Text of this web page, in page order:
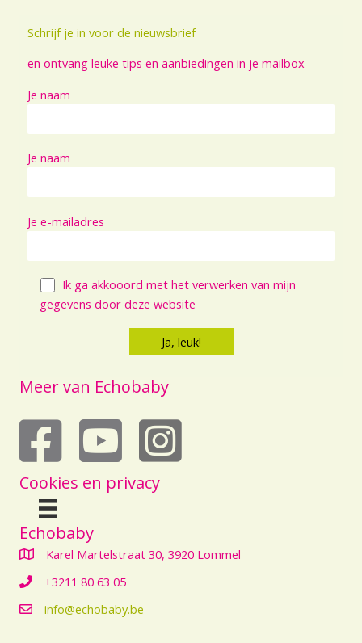
Schrijf je in voor de nieuwsbrief
en ontvang leuke tips en aanbiedingen in je mailbox
Je naam
Je naam
Je e-mailadres
Ik ga akkooord met het verwerken van mijn
gegevens door deze website
Meer van Echobaby
echobaby op youtube
Cookies en privacy
Echobaby
Karel Martelstraat 30, 3920 Lommel
+3211 80 63 05
info@echobaby.be